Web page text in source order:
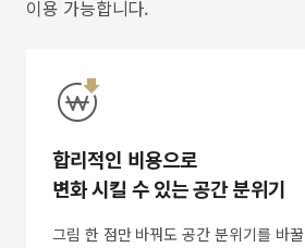
이용 가능합니다.
합리적인 비용으로
변화 시킬 수 있는 공간 분위기
그림 한 점만 바꿔도 공간 분위기를 바꿀